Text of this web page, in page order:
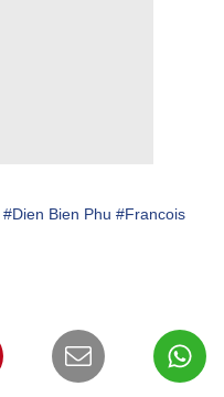
#Dien Bien Phu #Francois